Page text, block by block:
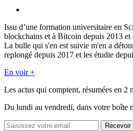
Issu d’une formation universitaire en
blockchains et à Bitcoin depuis 2013 et
La bulle qui s'en est suivie m'en a
replongé depuis 2017 et les étudie
En voir +
Les actus qui comptent, résumées en 2
Du lundi au vendredi, dans votre boîte
Recevoir